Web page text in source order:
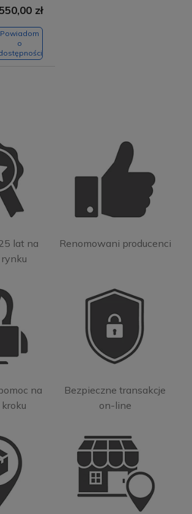
zł
Powiadom
o
lat na
Renomowani producenci
na
Bezpieczne transakcje
on-line